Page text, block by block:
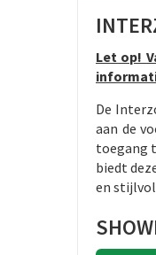
Let op!
De
aan de
toegang
biedt
en